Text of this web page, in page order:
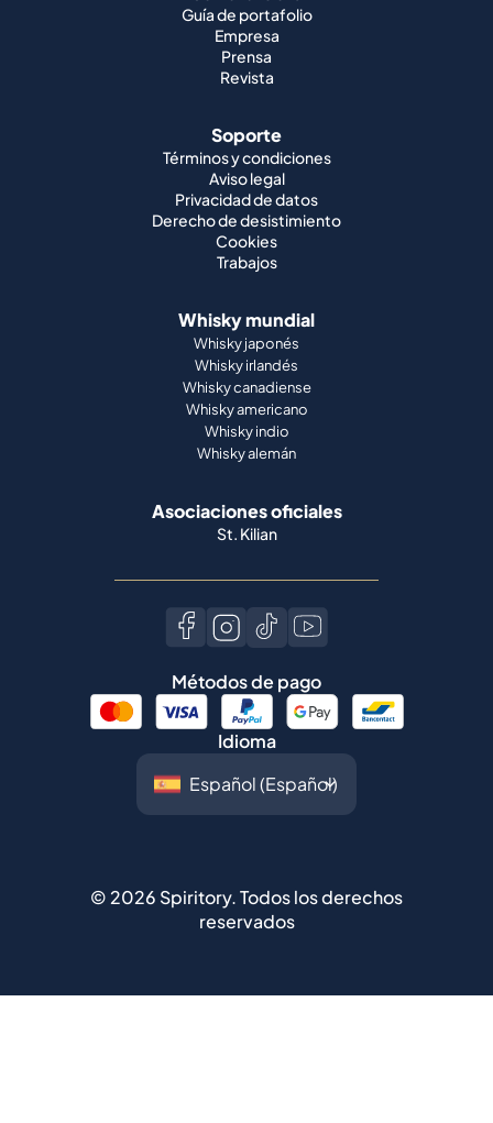
Soporte
Términos y condiciones
Aviso legal
Privacidad de datos
Cookies
Trabajos
Whisky mundial
Whisky japonés
Whisky irlandés
Whisky canadiense
Whisky indio
Whisky alemán
Asociaciones oficiales
St. Kilian
Idioma
2026Spiritory. Todos los derechos
reservados